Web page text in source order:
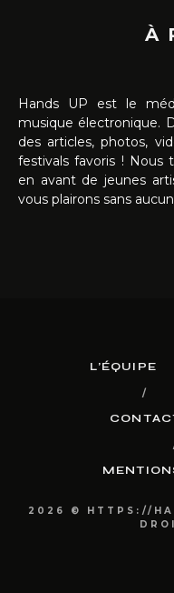
À
Hands UP est le
musique électronique.
des articles, photos,
festivals favoris !
en avant de jeunes
vous plairons sans
L’ÉQUIPE
2026 © HTTPS://